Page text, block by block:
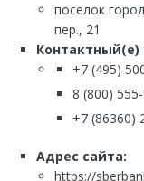
поселок
пер., 21
+7 (495)
8 (800)
+7 (86360)
Адрес сайта:
https://